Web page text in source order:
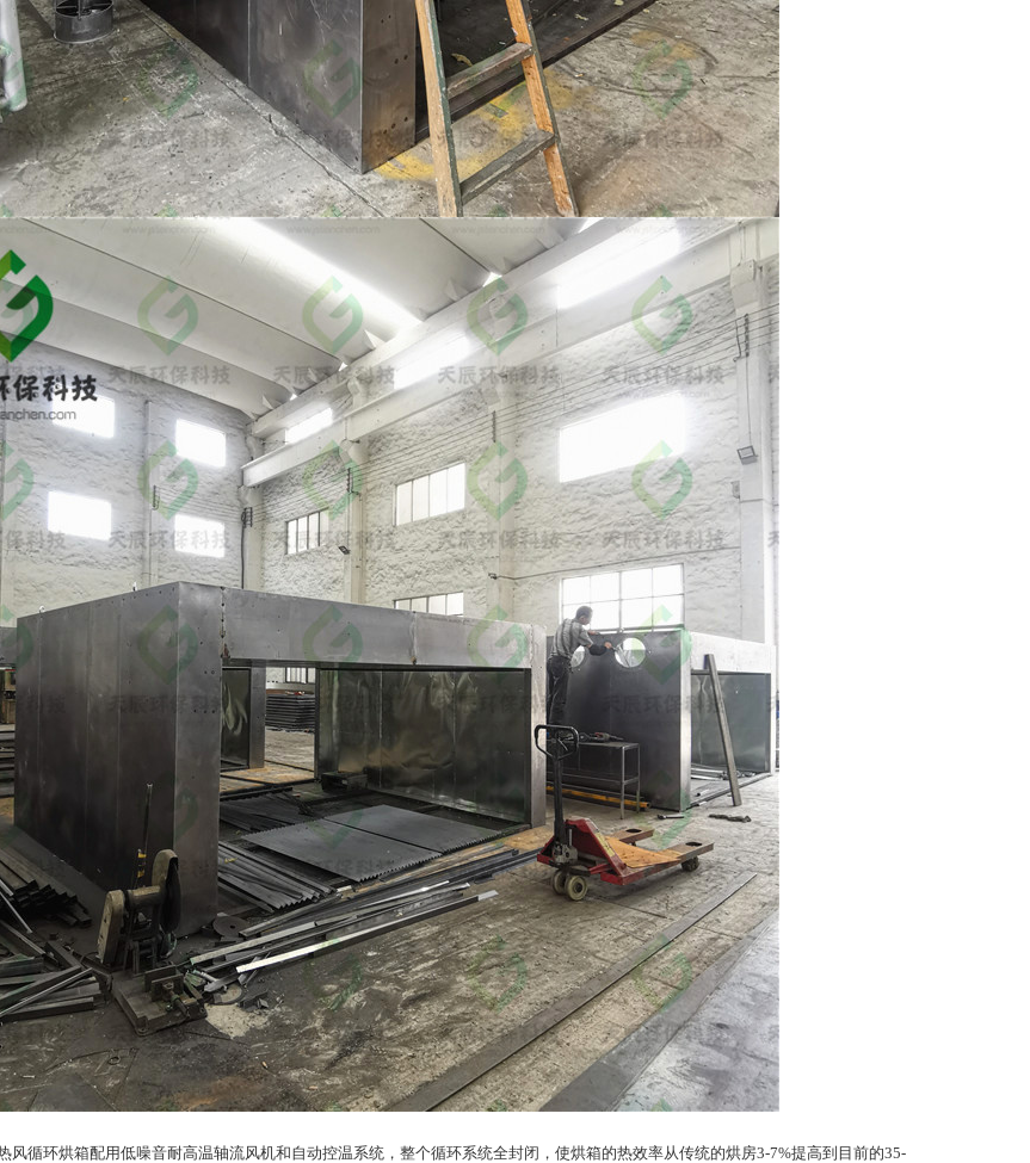
循环烘箱配用低噪音耐高温轴流风机和自动控温系统，整个循环系统全封闭，使烘箱的热效率从传统的烘房3-7%提高到目前的35-